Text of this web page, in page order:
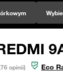
opinii) Eco